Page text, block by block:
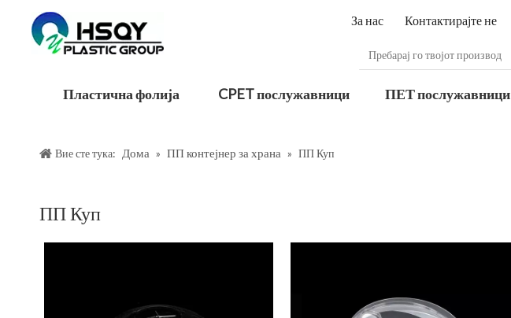
За нас Контактирајте не
Пластична фолија CPET послужавници ПЕТ послужавници
Вие сте тука: Дома » ПП контејнер за храна » ПП Куп
ПП Куп